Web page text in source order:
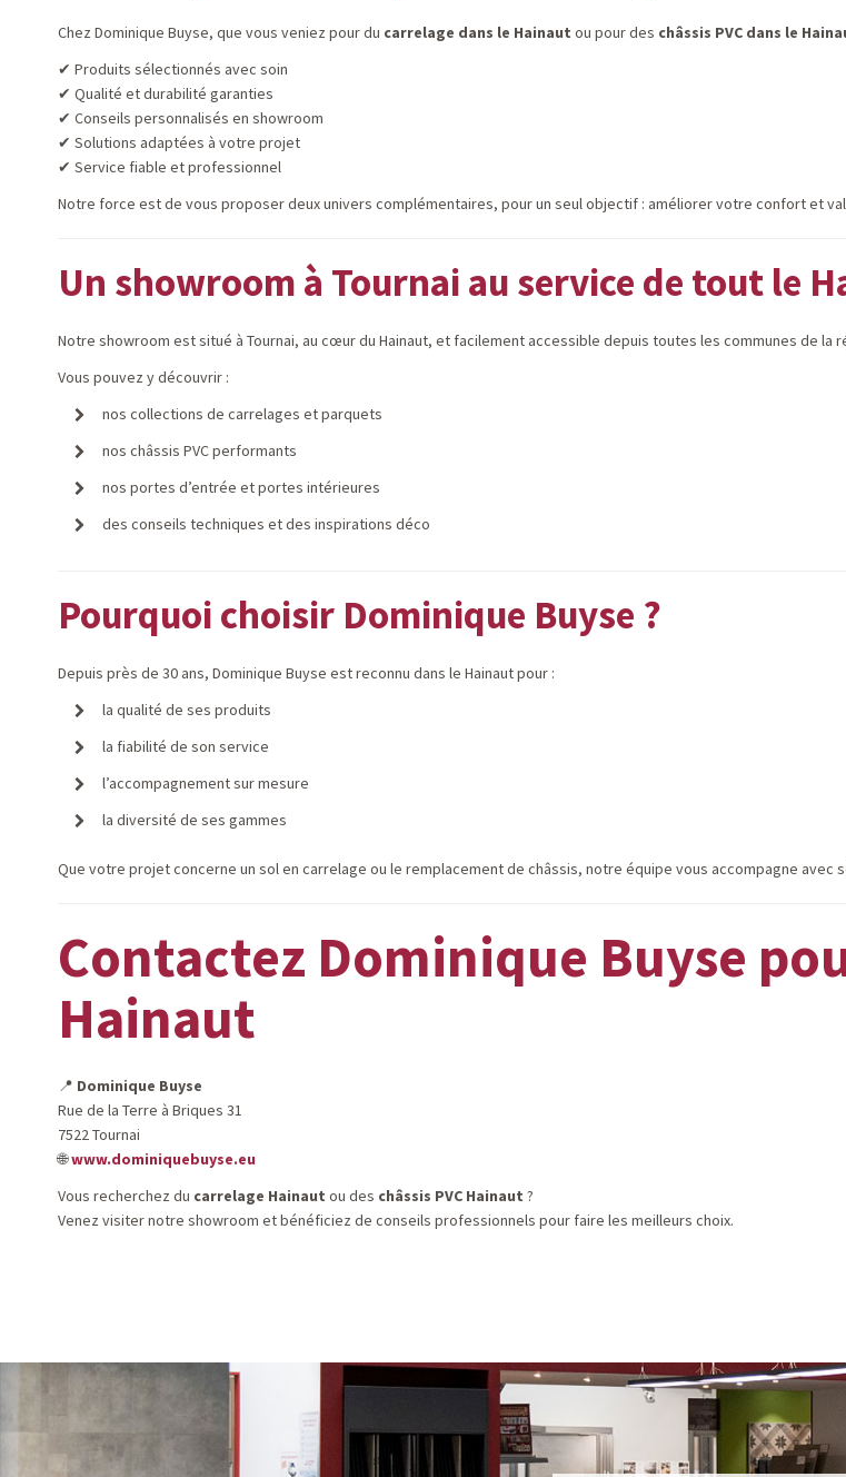
Chez Dominique Buyse, que vous veniez pour du carrelage dans le Hainaut ou pour des châssis PVC dans le
✔ Produits sélectionnés avec soin
✔ Qualité et durabilité garanties
✔ Conseils personnalisés en showroom
✔ Solutions adaptées à votre projet
✔ Service fiable et professionnel
Notre force est de vous proposer deux univers complémentaires, pour un seul objectif : améliorer votre confort et
Un showroom à Tournai au service de tout le
Notre showroom est situé à Tournai, au cœur du Hainaut, et facilement accessible depuis toutes les communes de la
Vous pouvez y découvrir :
nos collections de carrelages et parquets
nos châssis PVC performants
nos portes d’entrée et portes intérieures
des conseils techniques et des inspirations déco
Pourquoi choisir Dominique Buyse ?
Depuis près de 30 ans, Dominique Buyse est reconnu dans le Hainaut pour :
la qualité de ses produits
la fiabilité de son service
l’accompagnement sur mesure
la diversité de ses gammes
Que votre projet concerne un sol en carrelage ou le remplacement de châssis, notre équipe vous accompagne avec
Contactez Dominique Buyse
Hainaut
📍 Dominique Buyse
Rue de la Terre à Briques 31
7522 Tournai
🌐www.dominiquebuyse.eu
Vous recherchez du carrelage Hainaut ou des châssis PVC Hainaut ?
Venez visiter notre showroom et bénéficiez de conseils professionnels pour faire les meilleurs choix.